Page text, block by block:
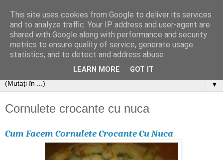
▼
Cornulete crocante cu nuca
Cum Facem Cornulete Crocante Cu Nuca
This site uses cookies from Google to deliver its services
and to analyze traffic. Your IP address and user-agent are
shared with Google along with performance and security
metrics to ensure quality of service, generate usage
statistics, and to detect and address abuse.
LEARN MORE GOT IT